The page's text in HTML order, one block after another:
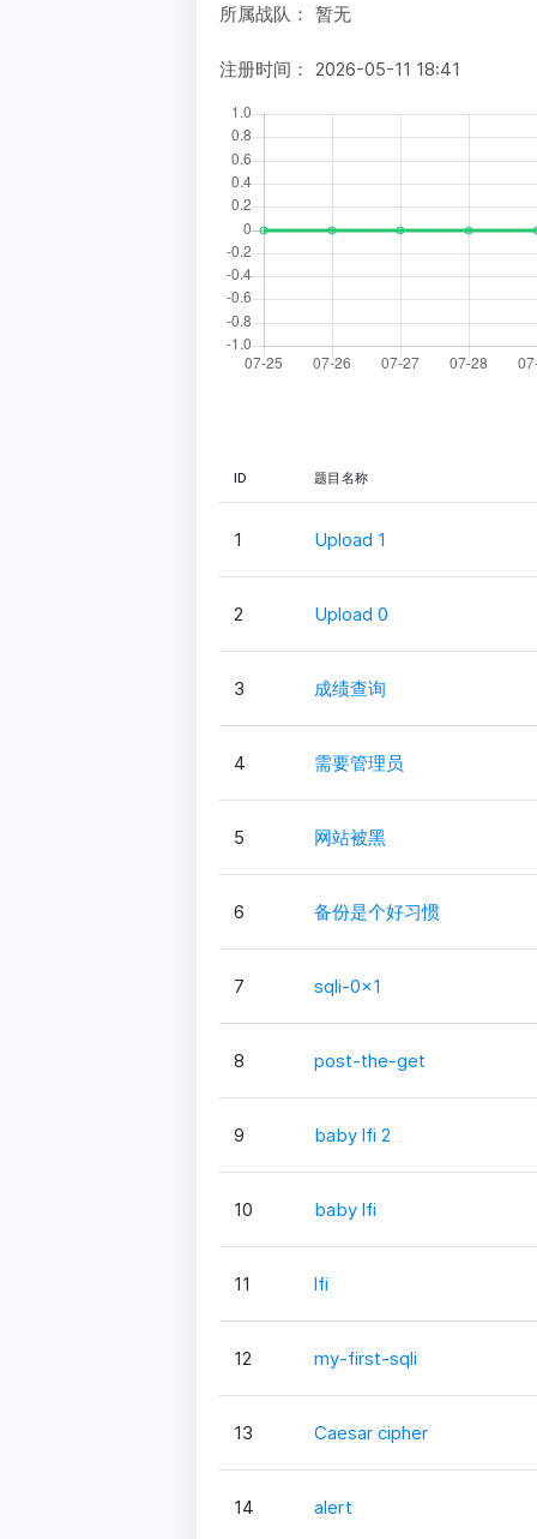
所属战队： 暂无
注册时间： 2026-05-11 18:41
ID 题目名称
1 Upload 1
2 Upload 0
3 成绩查询
4 需要管理员
5 网站被黑
6 备份是个好习惯
7 sqli-0x1
8 post-the-get
9 baby lfi 2
10 baby lfi
11 lfi
12 my-first-sqli
13 Caesar cipher
14 alert